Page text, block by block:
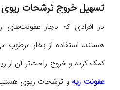
تسهیل خروج ترشحات ریوی
در افرادی که دچار عفونت‌های
هستند، استفاده از بخار
کمک کرده و خروج راحت‌تر آن از
عفونت ریه و ترشحات ریوی